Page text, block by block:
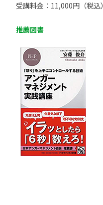
受講料金：11,000円（税込）
推薦図書